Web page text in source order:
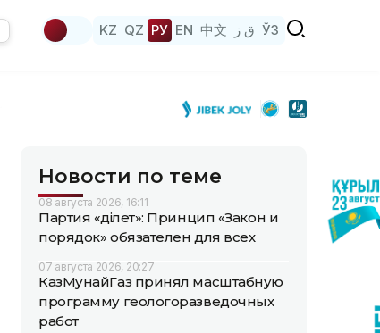
KZ QZ РУ EN 中文 ق ز ЎЗ
Новости по теме
08 августа 2026, 16:11
Партия «Әділет»: Принцип «Закон и
порядок» обязателен для всех
07 августа 2026, 20:27
КазМунайГаз принял масштабную
программу геологоразведочных
работ